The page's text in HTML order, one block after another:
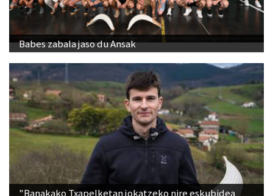
Babes zabala jaso du Ansak
"Banakako Txapelketan jokatzeko nire eskubidea